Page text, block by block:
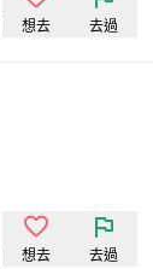
想去 去過
想去 去過